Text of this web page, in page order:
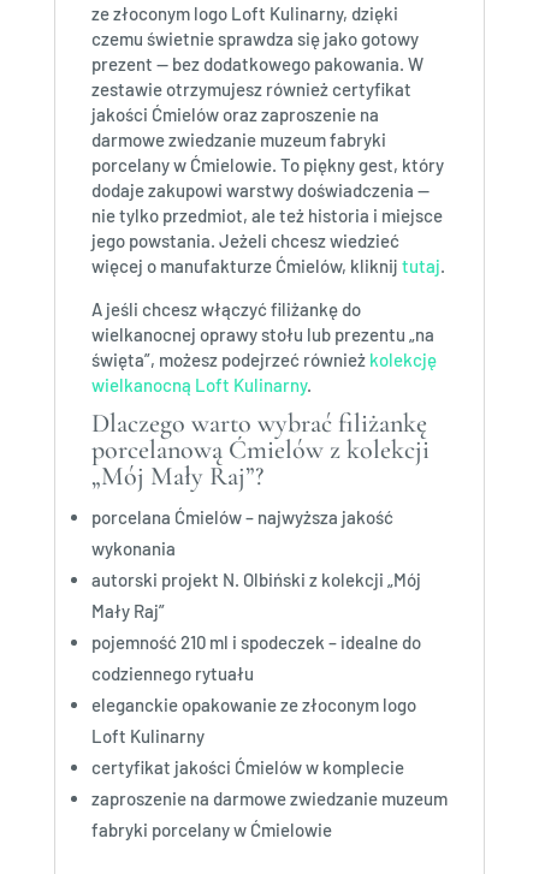
ze złoconym logo Loft Kulinarny, dzięki
czemu świetnie sprawdza się jako gotowy
prezent — bez dodatkowego pakowania. W
zestawie otrzymujesz również certyfikat
jakości Ćmielów oraz zaproszenie na
darmowe zwiedzanie muzeum fabryki
porcelany w Ćmielowie. To piękny gest, który
dodaje zakupowi warstwy doświadczenia —
nie tylko przedmiot, ale też historia i miejsce
jego powstania. Jeżeli chcesz wiedzieć
więcej o manufakturze Ćmielów, kliknij tutaj.
A jeśli chcesz włączyć filiżankę do
wielkanocnej oprawy stołu lub prezentu „na
święta”, możesz podejrzeć również kolekcję
wielkanocną Loft Kulinarny.
Dlaczego warto wybrać filiżankę
porcelanową Ćmielów z kolekcji
„Mój Mały Raj”?
porcelana Ćmielów – najwyższa jakość
wykonania
autorski projekt N. Olbiński z kolekcji „Mój
Mały Raj”
pojemność 210 ml i spodeczek – idealne do
codziennego rytuału
eleganckie opakowanie ze złoconym logo
Loft Kulinarny
certyfikat jakości Ćmielów w komplecie
zaproszenie na darmowe zwiedzanie muzeum
fabryki porcelany w Ćmielowie